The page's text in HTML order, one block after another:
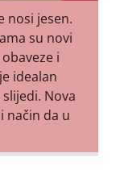
nosi jesen.
su novi
i
idealan
Nova
način da u